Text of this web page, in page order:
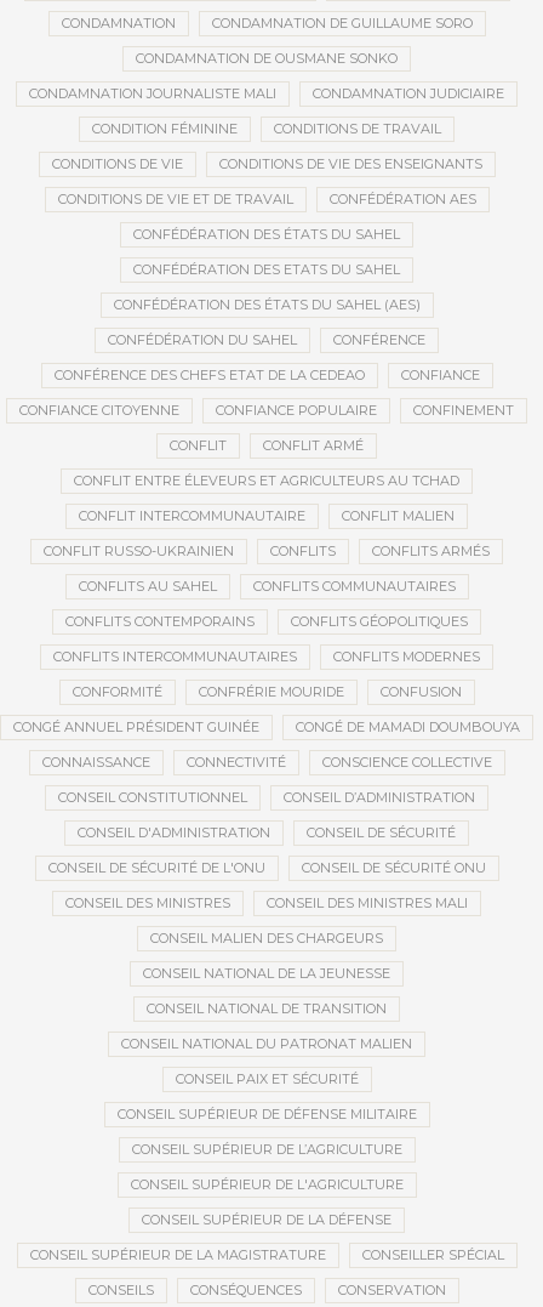
CONDAMNATION CONDAMNATION DE GUILLAUME SORO
CONDAMNATION DE OUSMANE SONKO
CONDAMNATION JOURNALISTE MALI CONDAMNATION JUDICIAIRE
CONDITION FÉMININE CONDITIONS DE TRAVAIL
CONDITIONS DE VIE CONDITIONS DE VIE DES ENSEIGNANTS
CONDITIONS DE VIE ET DE TRAVAIL CONFÉDÉRATION AES
CONFÉDÉRATION DES ÉTATS DU SAHEL
CONFÉDÉRATION DES ETATS DU SAHEL
CONFÉDÉRATION DES ÉTATS DU SAHEL (AES)
CONFÉDÉRATION DU SAHEL CONFÉRENCE
CONFÉRENCE DES CHEFS ETAT DE LA CEDEAO CONFIANCE
CONFIANCE CITOYENNE CONFIANCE POPULAIRE CONFINEMENT
CONFLIT CONFLIT ARMÉ
CONFLIT ENTRE ÉLEVEURS ET AGRICULTEURS AU TCHAD
CONFLIT INTERCOMMUNAUTAIRE CONFLIT MALIEN
CONFLIT RUSSO-UKRAINIEN CONFLITS CONFLITS ARMÉS
CONFLITS AU SAHEL CONFLITS COMMUNAUTAIRES
CONFLITS CONTEMPORAINS CONFLITS GÉOPOLITIQUES
CONFLITS INTERCOMMUNAUTAIRES CONFLITS MODERNES
CONFORMITÉ CONFRÉRIE MOURIDE CONFUSION
CONGÉ ANNUEL PRÉSIDENT GUINÉE CONGÉ DE MAMADI DOUMBOUYA
CONNAISSANCE CONNECTIVITÉ CONSCIENCE COLLECTIVE
CONSEIL CONSTITUTIONNEL CONSEIL D’ADMINISTRATION
CONSEIL D'ADMINISTRATION CONSEIL DE SÉCURITÉ
CONSEIL DE SÉCURITÉ DE L'ONU CONSEIL DE SÉCURITÉ ONU
CONSEIL DES MINISTRES CONSEIL DES MINISTRES MALI
CONSEIL MALIEN DES CHARGEURS
CONSEIL NATIONAL DE LA JEUNESSE
CONSEIL NATIONAL DE TRANSITION
CONSEIL NATIONAL DU PATRONAT MALIEN
CONSEIL PAIX ET SÉCURITÉ
CONSEIL SUPÉRIEUR DE DÉFENSE MILITAIRE
CONSEIL SUPÉRIEUR DE L’AGRICULTURE
CONSEIL SUPÉRIEUR DE L'AGRICULTURE
CONSEIL SUPÉRIEUR DE LA DÉFENSE
CONSEIL SUPÉRIEUR DE LA MAGISTRATURE CONSEILLER SPÉCIAL
CONSEILS CONSÉQUENCES CONSERVATION